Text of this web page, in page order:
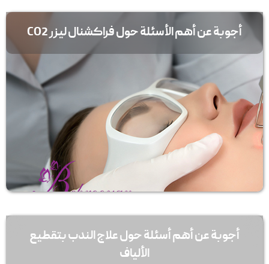
أجوبة عن أهم الأسئلة حول فراکشنال لیزر CO2
أجوبة عن أهم أسئلة حول علاج الندب بتقطيع
الألياف